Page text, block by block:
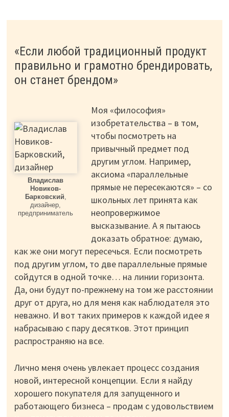
«Если любой традиционный продукт
правильно и грамотно брендировать,
он станет брендом»
Владислав
Новиков-
Барковский,
дизайнер,
предприниматель
Моя «философия»
изобретательства – в том,
чтобы посмотреть на
привычный предмет под
другим углом. Например,
аксиома «параллельные
прямые не пересекаются» – со
школьных лет принята как
неопровержимое
высказывание. А я пытаюсь
доказать обратное: думаю,
как же они могут пересечься. Если посмотреть
под другим углом, то две параллельные прямые
сойдутся в одной точке… на линии горизонта.
Да, они будут по-прежнему на том же расстоянии
друг от друга, но для меня как наблюдателя это
неважно. И вот таких примеров к каждой идее я
набрасываю с пару десятков. Этот принцип
распространяю на все.
Лично меня очень увлекает процесс создания
новой, интересной концепции. Если я найду
хорошего покупателя для запущенного и
работающего бизнеса – продам с удовольствием